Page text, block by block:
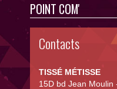
POINT COM'
Contacts
TISSÉ MÉTISSE
15D bd Jean Moulin